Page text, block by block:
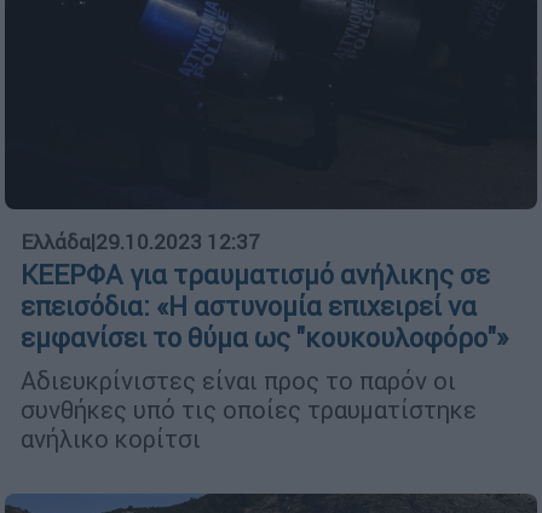
Ελλάδα|29.10.2023 12:37
ΚΕΕΡΦΑ για τραυματισμό ανήλικης σε
επεισόδια: «Η αστυνομία επιχειρεί να
εμφανίσει το θύμα ως "κουκουλοφόρο"»
Αδιευκρίνιστες είναι προς το παρόν οι
συνθήκες υπό τις οποίες τραυματίστηκε
ανήλικο κορίτσι